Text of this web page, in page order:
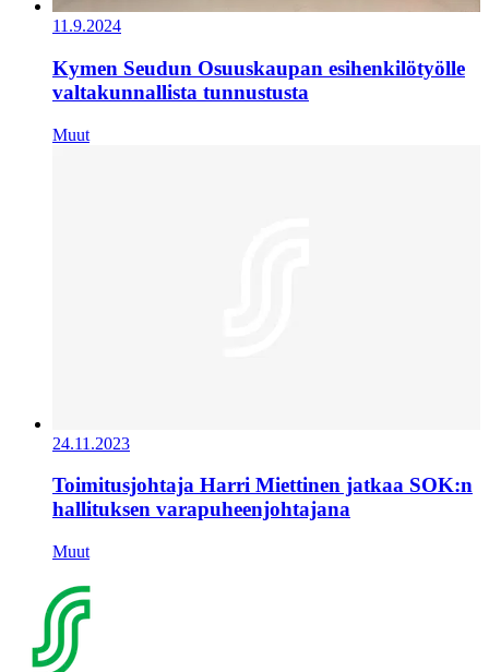
11.9.2024
Kymen Seudun Osuuskaupan esihenkilötyölle
valtakunnallista tunnustusta
Muut
24.11.2023
Toimitusjohtaja Harri Miettinen jatkaa SOK:n
hallituksen varapuheenjohtajana
Muut